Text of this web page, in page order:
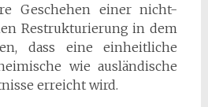
Geschehen einer nicht-
Restrukturierung in dem
dass eine einheitliche
wie ausländische
erreicht wird.